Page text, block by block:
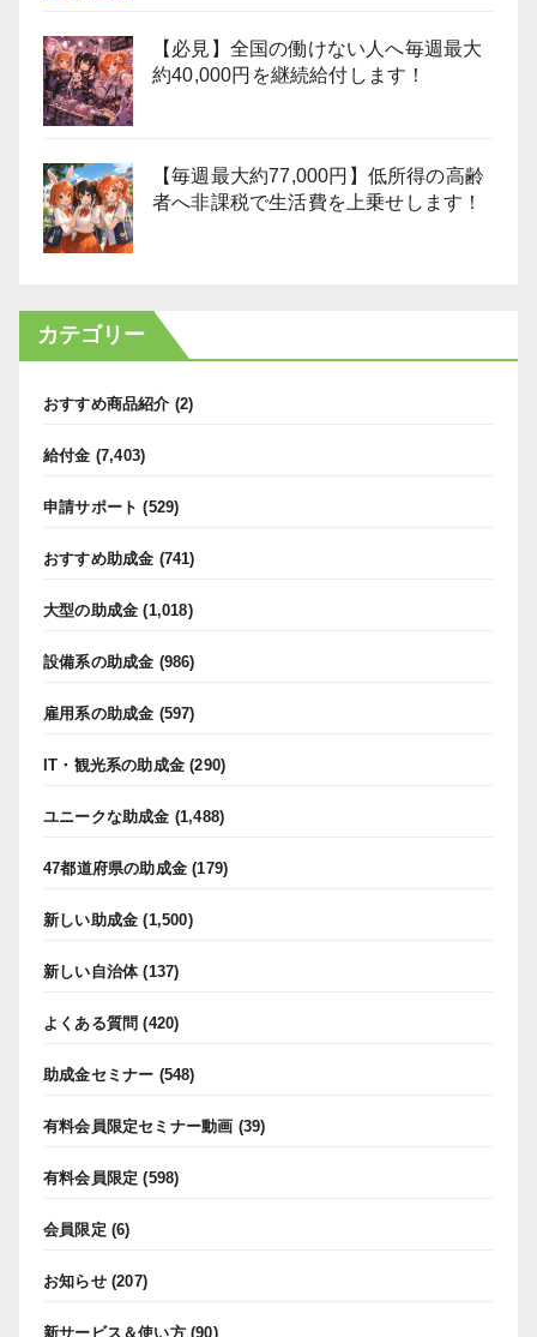
【必見】全国の働けない人へ毎週最大
約40,000円を継続給付します！
【毎週最大約77,000円】低所得の高齢
者へ非課税で生活費を上乗せします！
カテゴリー
おすすめ商品紹介 (2)
給付金 (7,403)
申請サポート (529)
おすすめ助成金 (741)
大型の助成金 (1,018)
設備系の助成金 (986)
雇用系の助成金 (597)
IT・観光系の助成金 (290)
ユニークな助成金 (1,488)
47都道府県の助成金 (179)
新しい助成金 (1,500)
新しい自治体(137)
よくある質問 (420)
助成金セミナー (548)
有料会員限定セミナー動画 (39)
有料会員限定 (598)
会員限定 (6)
お知らせ(207)
新サービス＆使い方(90)